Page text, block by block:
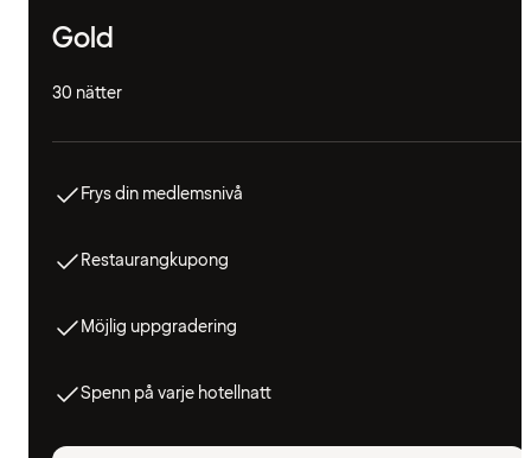
Gold
30 nätter
Frys din medlemsnivå
Restaurangkupong
Möjlig uppgradering
Spenn på varje hotellnatt